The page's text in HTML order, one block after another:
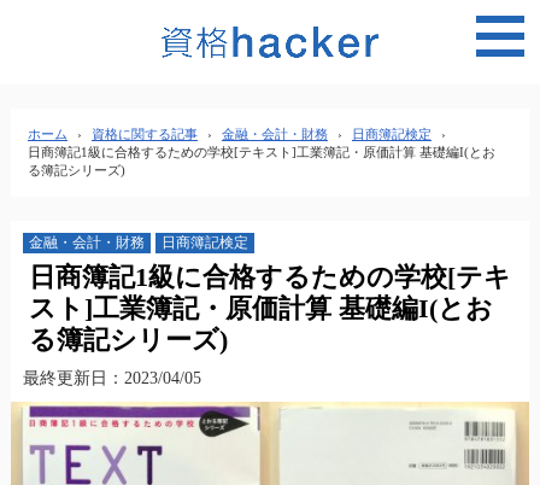
ホーム › 資格に関する記事 › 金融・会計・財務 › 日商簿記検定
›
日商簿記1級に合格するための学校[テキスト]工業簿記・原価計算 基礎編I(とお
る簿記シリーズ)
金融・会計・財務 日商簿記検定
日商簿記1級に合格するための学校[テキ
スト]工業簿記・原価計算 基礎編I(とお
る簿記シリーズ)
最終更新日：2023/04/05